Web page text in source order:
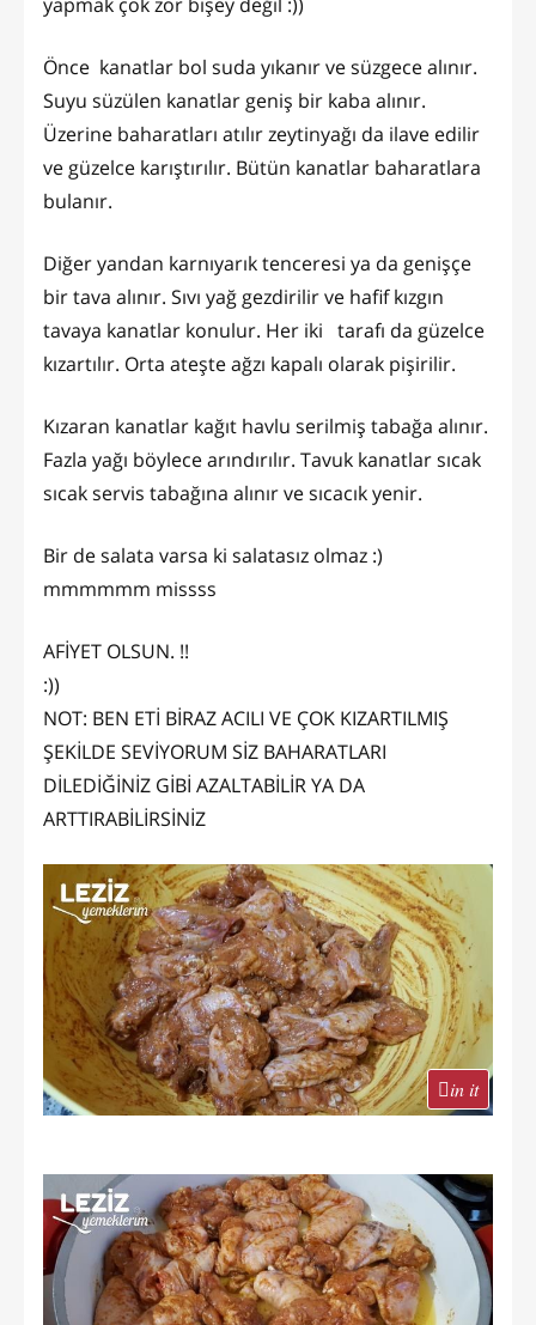
Önce kanatlar bol suda yıkanır ve süzgece alınır.
Suyu süzülen kanatlar geniş bir kaba alınır.
Üzerine baharatları atılır zeytinyağı da ilave edilir
ve güzelce karıştırılır. Bütün kanatlar baharatlara
bulanır.
Diğer yandan karnıyarık tenceresi ya da genişçe
bir tava alınır. Sıvı yağ gezdirilir ve hafif kızgın
tavaya kanatlar konulur. Her iki tarafı da güzelce
kızartılır. Orta ateşte ağzı kapalı olarak pişirilir.
Kızaran kanatlar kağıt havlu serilmiş tabağa alınır.
Fazla yağı böylece arındırılır. Tavuk kanatlar sıcak
sıcak servis tabağına alınır ve sıcacık yenir.
Bir de salata varsa ki salatasız olmaz :)
mmmmmm missss
AFİYET OLSUN. !!
:))
NOT: BEN ETİ BİRAZ ACILI VE ÇOK KIZARTILMIŞ
ŞEKİLDE SEVİYORUM SİZ BAHARATLARI
DİLEDİĞİNİZ GİBİ AZALTABİLİR YA DA
ARTTIRABİLİRSİNİZ
in it